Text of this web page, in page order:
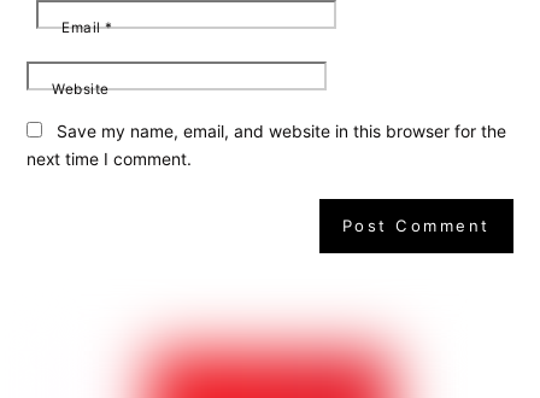
Email*
Website
Save my name, email, and website in this browser for the
next time I comment.